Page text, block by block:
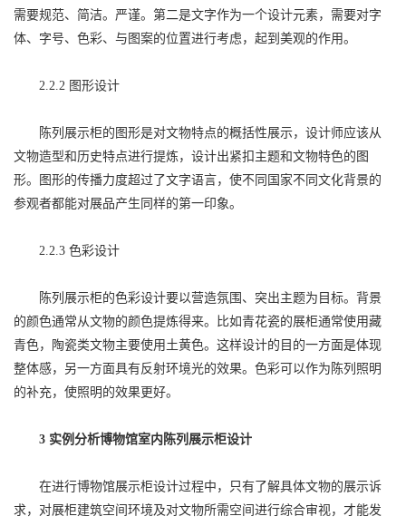
需要规范、简洁。严谨。第二是文字作为一个设计元素，需要对字
体、字号、色彩、与图案的位置进行考虑，起到美观的作用。
2.2.2 图形设计
陈列展示柜的图形是对文物特点的概括性展示，设计师应该从
文物造型和历史特点进行提炼，设计出紧扣主题和文物特色的图
形。图形的传播力度超过了文字语言，使不同国家不同文化背景的
参观者都能对展品产生同样的第一印象。
2.2.3 色彩设计
陈列展示柜的色彩设计要以营造氛围、突出主题为目标。背景
的颜色通常从文物的颜色提炼得来。比如青花瓷的展柜通常使用藏
青色，陶瓷类文物主要使用土黄色。这样设计的目的一方面是体现
整体感，另一方面具有反射环境光的效果。色彩可以作为陈列照明
的补充，使照明的效果更好。
3 实例分析博物馆室内陈列展示柜设计
在进行博物馆展示柜设计过程中，只有了解具体文物的展示诉
求，对展柜建筑空间环境及对文物所需空间进行综合审视，才能发